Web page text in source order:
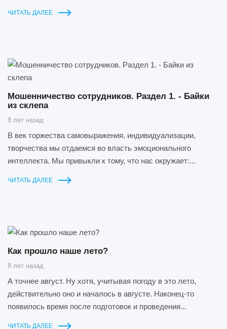
ЧИТАТЬ ДАЛЕЕ
Мошенничество сотрудников. Раздел 1. - Байки
из склепа
8 лет назад
В век торжества самовыражения, индивидуализации,
творчества мы отдаемся во власть эмоционального
интеллекта. Мы привыкли к тому, что нас окружает:...
ЧИТАТЬ ДАЛЕЕ
Как прошло наше лето?
8 лет назад
А точнее август. Ну хотя, учитывая погоду в это лето,
действительно оно и началось в августе. Наконец-то
появилось время после подготовок и проведения...
ЧИТАТЬ ДАЛЕЕ